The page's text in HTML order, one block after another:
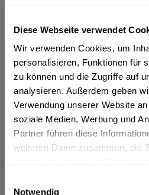
Diese Webseite verwendet
Wir verwenden Cookies, um
personalisieren, Funktionen für
zu können und die Zugriffe auf
analysieren. Außerdem geben
Verwendung unserer Website
soziale Medien, Werbung und
Partner führen diese
weiteren Daten zusammen, die
Notwendig
MEHRWEG
+4,50 € Pfand
In denWarenkorb
Artikel-Nr.:
28126
Verfügbar in:
Beschreibung